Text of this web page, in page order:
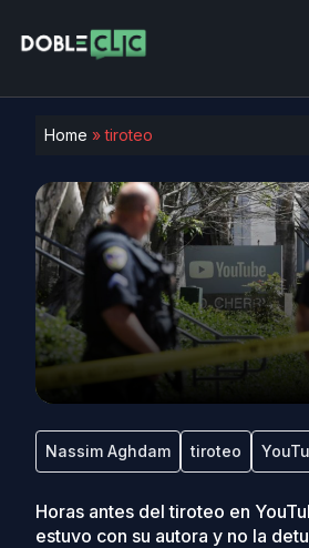
Home »tiroteo
Nassim Aghdam tiroteo
Horas antes del tiroteo en
estuvo con su autora y no la